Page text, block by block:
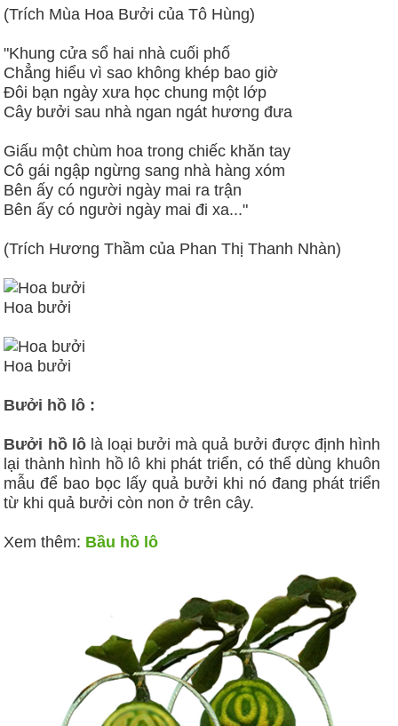
(Trích Mùa Hoa Bưởi của Tô Hùng)
"Khung cửa sổ hai nhà cuối phố
Chẳng hiểu vì sao không khép bao giờ
Đôi bạn ngày xưa học chung một lớp
Cây bưởi sau nhà ngan ngát hương đưa
Giấu một chùm hoa trong chiếc khăn tay
Cô gái ngập ngừng sang nhà hàng xóm
Bên ấy có người ngày mai ra trận
Bên ấy có người ngày mai đi xa..."
(Trích Hương Thầm của Phan Thị Thanh Nhàn)
Hoa bưởi
Hoa bưởi
Bưởi hồ lô :
Bưởi hồ lôlà loại bưởi mà quả bưởi được định hình
lại thành hình hồ lô khi phát triển, có thể dùng khuôn
mẫu để bao bọc lấy quả bưởi khi nó đang phát triển
từ khi quả bưởi còn non ở trên cây.
Xem thêm: Bầu hồ lô